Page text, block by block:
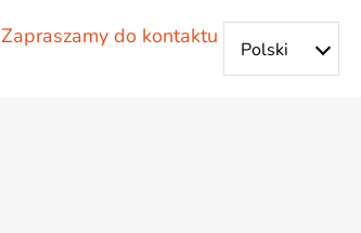
Zapraszamy do kontaktu